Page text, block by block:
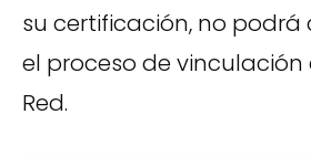
su certificación, no
el proceso de vinculación
Red.